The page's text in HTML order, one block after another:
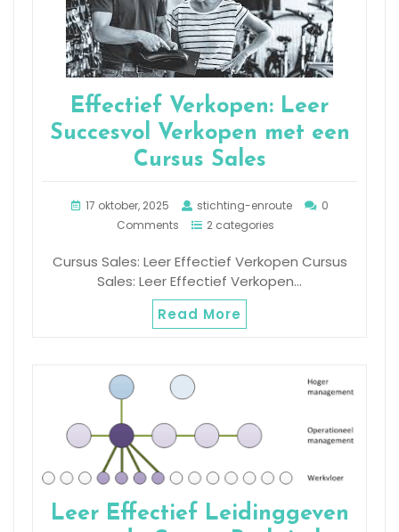
Effectief Verkopen: Leer
Succesvol Verkopen met een
Cursus Sales
17 oktober, 2025 stichting-enroute
0
Comments
2 categories
Cursus Sales: Leer Effectief Verkopen Cursus
Sales: Leer Effectief Verkopen…
Read More
Leer Effectief Leidinggeven